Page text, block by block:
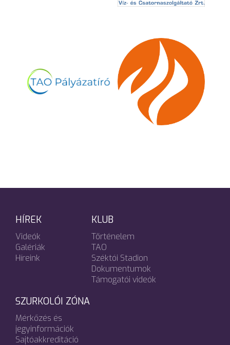
HÍREK
Videók
Galériák
Híreink
KLUB
Történelem
TAO
Széktói Stadion
Dokumentumok
Támogatói videók
SZURKOLÓI ZÓNA
Mérkőzés és
jegyinformációk
Sajtóakkreditáció